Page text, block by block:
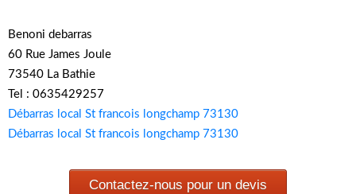
Benoni debarras
60 Rue James Joule
73540 La Bathie
Tel : 0635429257
Débarras local St francois longchamp 73130
Débarras local St francois longchamp 73130
Contactez-nous pour un devis